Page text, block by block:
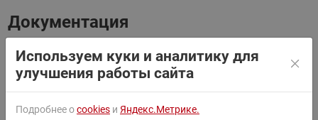
Документация
Паспорт
Используем куки и аналитику для
улучшения работы сайта
Подробнее оcookies и Яндекс.Метрике.